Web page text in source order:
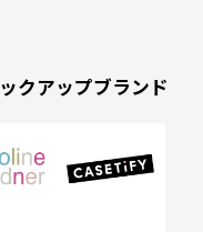
クアップブランド